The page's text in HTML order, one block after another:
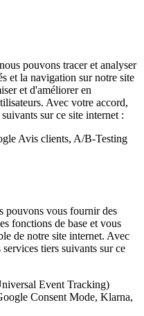
pouvons tracer et analyser
et la navigation sur notre site
et d'améliorer en
Avec votre accord,
sur ce site internet :
Avis clients, A/B-Testing
pouvons vous fournir des
fonctions de base et vous
de notre site internet. Avec
tiers suivants sur ce
Event Tracking)
Consent Mode, Klarna,